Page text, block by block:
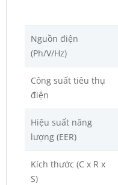
Nguồn điện
(Ph/V/Hz)
Công suất tiêu thụ
điện
Hiệu suất năng
lượng (EER)
Kích thước (C x R x
S)